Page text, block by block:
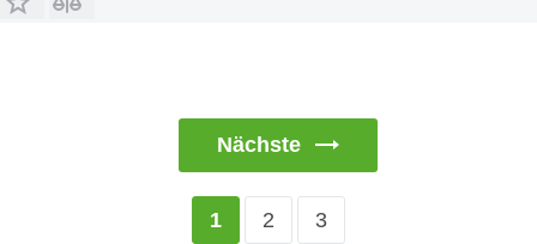
Nächste
1 2 3